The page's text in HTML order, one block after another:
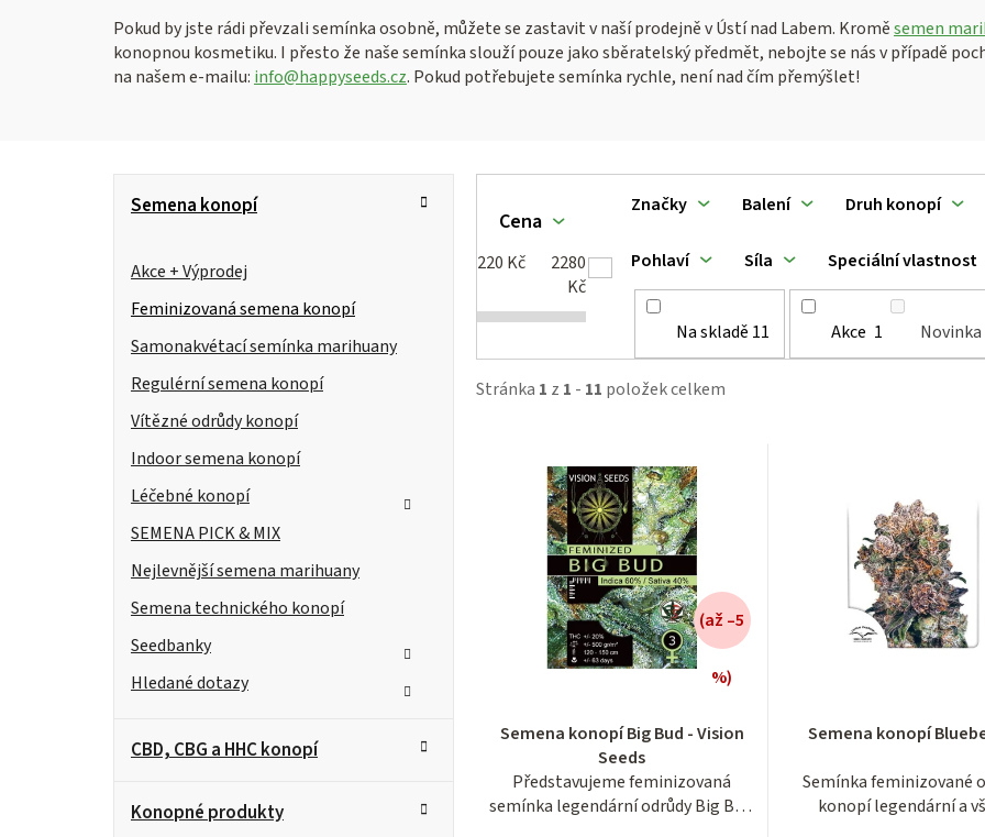
Pokud by jste rádi převzali semínka osobně, můžete se zastavit v naší prodejně v Ústí nad Labem. Kroměsemen
konopnou kosmetiku. I přesto že naše semínka slouží pouze jako sběratelský předmět, nebojte se nás v případě
na našem e-mailu: info@happyseeds.cz. Pokud potřebujete semínka rychle, není nad čím přemýšlet!
P
a
n
n
p
a
n
kategorie
KSemena konopí
Akce + Výprodej
Feminizovaná semena konopí
Samonakvétací semínka marihuany
Regulérní semena konopí
Vítězné odrůdy konopí
Indoor semena konopí
Léčebné konopí
SEMENA PICK & MIX
Nejlevnější semena marihuany
Semena technického konopí
Seedbanky
Hledané dotazy
CBD, CBG a HHC konopí
Konopné produkty
Stránka 1 z 1 - 11 položek celkem
Cena
220 Kč
2280
Kč
Na skladě 11 Akce 1 Novinka
Značky Balení Druh konopí
Pohlaví Síla Speciální vlastnost
p
i
s
Semena konopí Big Bud - Vision
Seeds
Představujeme feminizovaná
semínka legendární odrůdy Big Bud.
(až –5
%)
produktu
je
3,9
z
Semena konopí
Semínka feminizované
konopí legendární a
produktu
3,5
z